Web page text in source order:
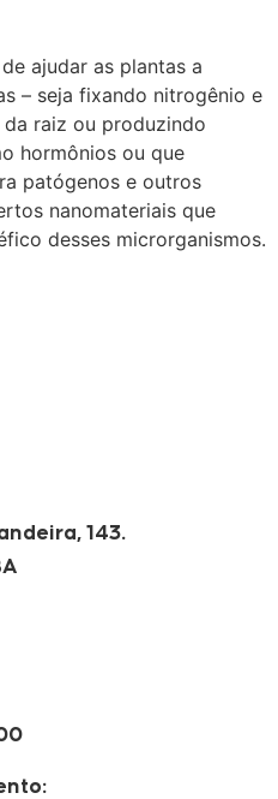
ajudar as plantas a
– seja fixando nitrogênio e
raiz ou produzindo
hormônios ou que
patógenos e outros
nanomateriais que
desses microrganismos.
143.